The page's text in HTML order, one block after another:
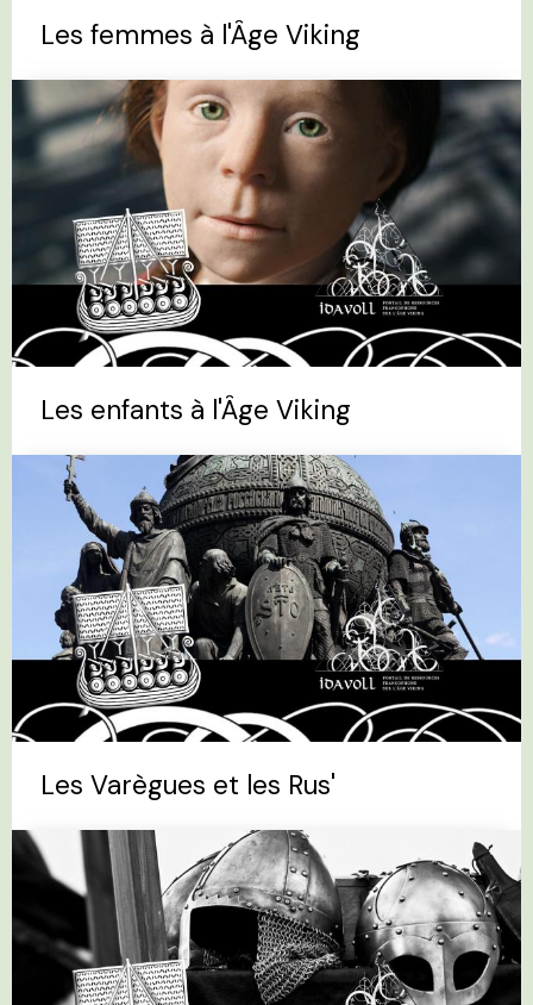
Les femmes à l'Âge Viking
Les enfants à l'Âge Viking
Les Varègues et les Rus'